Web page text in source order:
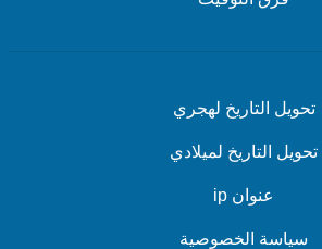
تحويل التاريخ لهجري
تحويل التاريخ لميلادي
عنوان ip
سياسة الخصوصية